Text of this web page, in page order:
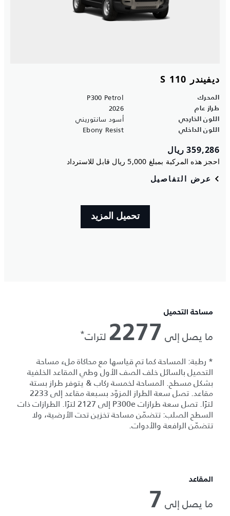
مساحة التحميل
ما يصل إلى 2277 لترات*
* رطبة: المساحة كما تم قياسها مع محاكاة ملء مساحة
التحميل بالسائل خلف الصف الأول وطي المقاعد الخلفية
بشكل مسطح. المساحة لخمسة ركاب & يتوفر طراز بستة
مقاعد. تصل سعة الطراز المزوّد بسبعة مقاعد إلى 2233
لترًا. تصل سعة طرازات P300e إلى 2127 لترًا. الطرازات ذات
السطح الصلب: تتضمّن مساحة تخزين تحت الأرضية، ولا
تتضمّن الرافعة والأدوات.
المقاعد
ما يصل إلى 7